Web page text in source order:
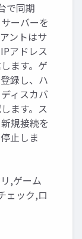
で同期
ーバーを
ントはサ
アドレス
ます。ゲ
録し、ハ
ィスカバ
ます。ス
規接続を
止しま
,ゲーム
ェック,ロ